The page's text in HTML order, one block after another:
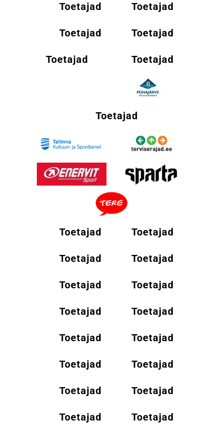
Toetajad Toetajad
Toetajad Toetajad
Toetajad Toetajad
Toetajad
Toetajad Toetajad
Toetajad Toetajad
Toetajad Toetajad
Toetajad Toetajad
Toetajad Toetajad
Toetajad Toetajad
Toetajad Toetajad
Toetajad Toetajad